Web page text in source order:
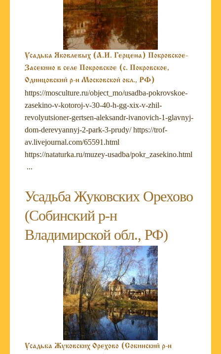
Усадьба Яковлевых (А.И. Герцена) Покровское-
Засекино в селе Покровское (с. Покровское,
Одинцовский р-н Московской обл., РФ)
https://mosculture.ru/object_mo/usadba-pokrovskoe-
zasekino-v-kotoroj-v-30-40-h-gg-xix-v-zhil-
revolyutsioner-gertsen-aleksandr-ivanovich-1-glavnyj-
dom-derevyannyj-2-park-3-prudy/ https://trof-
av.livejournal.com/65591.html
https://nataturka.ru/muzey-usadba/pokr_zasekino.html
...
Усадьба Жуковских Орехово
(Собинский р-н
Владимирской обл., РФ)
Усадьба Жуковских Орехово (Собинский р-н